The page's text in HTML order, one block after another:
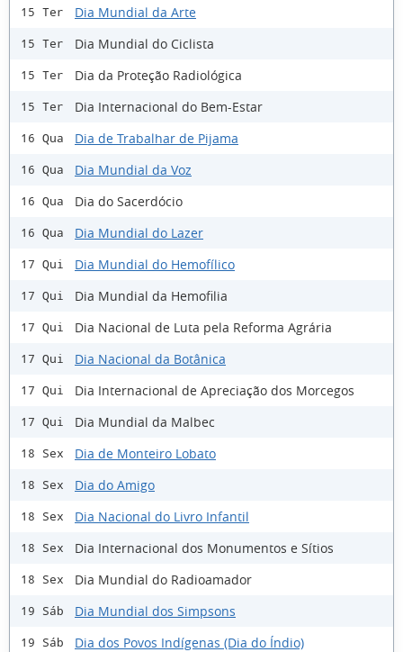
15 Ter Dia Mundial da Arte
15 Ter Dia Mundial do Ciclista
15 Ter Dia da Proteção Radiológica
15 Ter Dia Internacional do Bem-Estar
16 Qua Dia de Trabalhar de Pijama
16 Qua Dia Mundial da Voz
16 Qua Dia do Sacerdócio
16 Qua Dia Mundial do Lazer
17 Qui Dia Mundial do Hemofílico
17 Qui Dia Mundial da Hemofilia
17 Qui Dia Nacional de Luta pela Reforma Agrária
17 Qui Dia Nacional da Botânica
17 Qui Dia Internacional de Apreciação dos Morcegos
17 Qui Dia Mundial da Malbec
18 Sex Dia de Monteiro Lobato
18 Sex Dia do Amigo
18 Sex Dia Nacional do Livro Infantil
18 Sex Dia Internacional dos Monumentos e Sítios
18 Sex Dia Mundial do Radioamador
19 Sáb Dia Mundial dos Simpsons
19 Sáb Dia dos Povos Indígenas (Dia do Índio)